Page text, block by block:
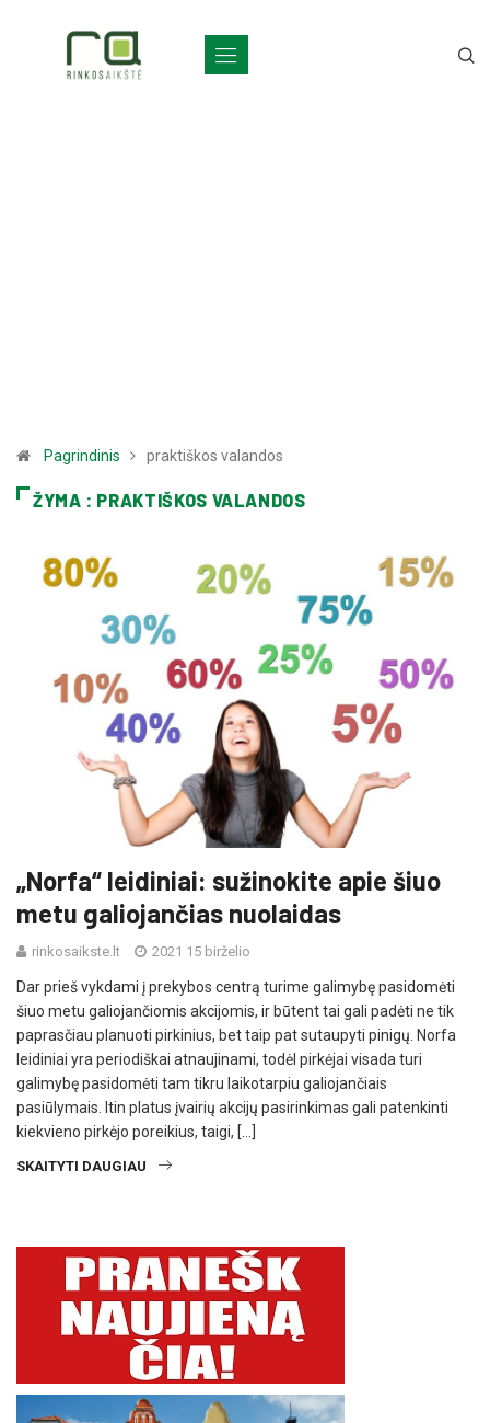
Pagrindinis praktiškos valandos
ŽYMA : PRAKTIŠKOS VALANDOS
„Norfa“ leidiniai: sužinokite apie šiuo
metu galiojančias nuolaidas
rinkosaikste.lt 2021 15 birželio
Dar prieš vykdami į prekybos centrą turime galimybę pasidomėti
šiuo metu galiojančiomis akcijomis, ir būtent tai gali padėti ne tik
paprasčiau planuoti pirkinius, bet taip pat sutaupyti pinigų. Norfa
leidiniai yra periodiškai atnaujinami, todėl pirkėjai visada turi
galimybę pasidomėti tam tikru laikotarpiu galiojančiais
pasiūlymais. Itin platus įvairių akcijų pasirinkimas gali patenkinti
kiekvieno pirkėjo poreikius, taigi, […]
SKAITYTI DAUGIAU